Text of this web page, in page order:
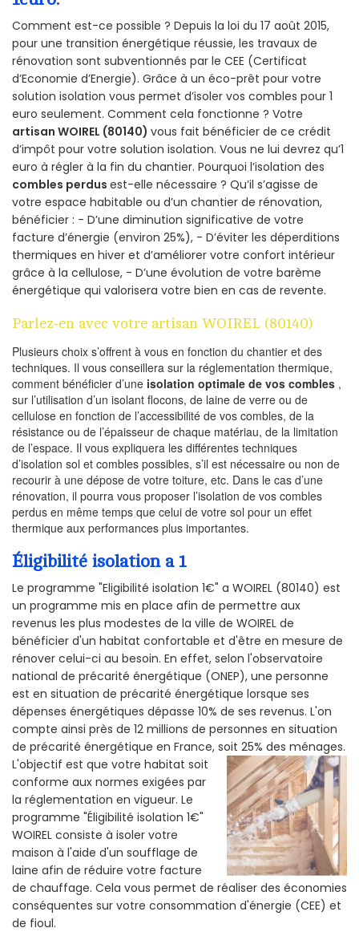
Comment est-ce possible ? Depuis la loi du 17 août 2015,
pour une transition énergétique réussie, les travaux de
rénovation sont subventionnés par le CEE (Certificat
d’Economie d’Energie). Grâce à un éco-prêt pour votre
solution isolation vous permet d’isoler vos combles pour 1
euro seulement. Comment cela fonctionne ? Votre
artisan WOIREL (80140) vous fait bénéficier de ce crédit
d’impôt pour votre solution isolation. Vous ne lui devrez qu’1
euro à régler à la fin du chantier. Pourquoi l’isolation des
combles perdus est-elle nécessaire ? Qu’il s’agisse de
votre espace habitable ou d’un chantier de rénovation,
bénéficier : - D’une diminution significative de votre
facture d’énergie (environ 25%), - D’éviter les déperditions
thermiques en hiver et d’améliorer votre confort intérieur
grâce à la cellulose, - D’une évolution de votre barème
énergétique qui valorisera votre bien en cas de revente.
Parlez-en avec votre artisan WOIREL (80140)
Plusieurs choix s’offrent à vous en fonction du chantier et des
techniques. Il vous conseillera sur la réglementation thermique,
comment bénéficier d’une isolation optimale de vos combles ,
sur l’utilisation d’un isolant flocons, de laine de verre ou de
cellulose en fonction de l’accessibilité de vos combles, de la
résistance ou de l’épaisseur de chaque matériau, de la limitation
de l’espace. Il vous expliquera les différentes techniques
d’isolation sol et combles possibles, s’il est nécessaire ou non de
recourir à une dépose de votre toiture, etc. Dans le cas d’une
rénovation, il pourra vous proposer l’isolation de vos combles
perdus en même temps que celui de votre sol pour un effet
thermique aux performances plus importantes.
Éligibilité isolation a 1
Le programme "Eligibilité isolation 1€" a WOIREL (80140) est
un programme mis en place afin de permettre aux
revenus les plus modestes de la ville de WOIREL de
bénéficier d'un habitat confortable et d'être en mesure de
rénover celui-ci au besoin. En effet, selon l'observatoire
national de précarité énergétique (ONEP), une personne
est en situation de précarité énergétique lorsque ses
dépenses énergétiques dépasse 10% de ses revenus. L'on
compte ainsi près de 12 millions de personnes en situation
de précarité énergétique en France, soit 25% des ménages.
L'objectif est que votre habitat soit
conforme aux normes exigées par
la réglementation en vigueur. Le
programme "Éligibilité isolation 1€"
WOIREL consiste à isoler votre
maison à l'aide d'un soufflage de
laine afin de réduire votre facture
de chauffage. Cela vous permet de réaliser des économies
conséquentes sur votre consommation d'énergie (CEE) et
de fioul.